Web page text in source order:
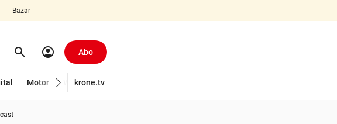
Bazar
search Suchen
account_circle Abo
Motor Wirtschaft
krone.tv